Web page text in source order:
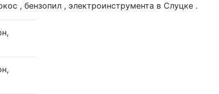
, бензопил , электроинструмента в Слуцке .